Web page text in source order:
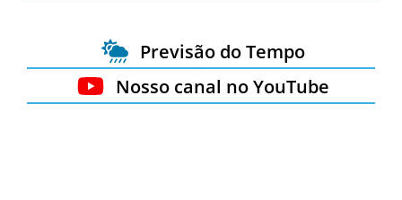
Previsão do Tempo
Nosso canal no YouTube